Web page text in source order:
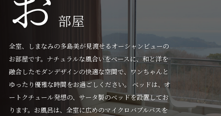
部屋
全室、しまなみの多島美が見渡せるオーシャンビューの
お部屋です。ナチュラルな風合いをベースに、和と洋を
融合したモダンデザインの快適な空間で、ワンちゃんと
ゆったり優雅な時間をお過ごしください。 ベッドは、オ
ートクチュール発想の、サータ製のベッドを設置してお
ります。お風呂は、全室に広めのマイクロバブルバスを